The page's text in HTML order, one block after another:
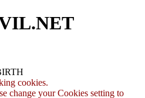
cookies.
change your Cookies setting to